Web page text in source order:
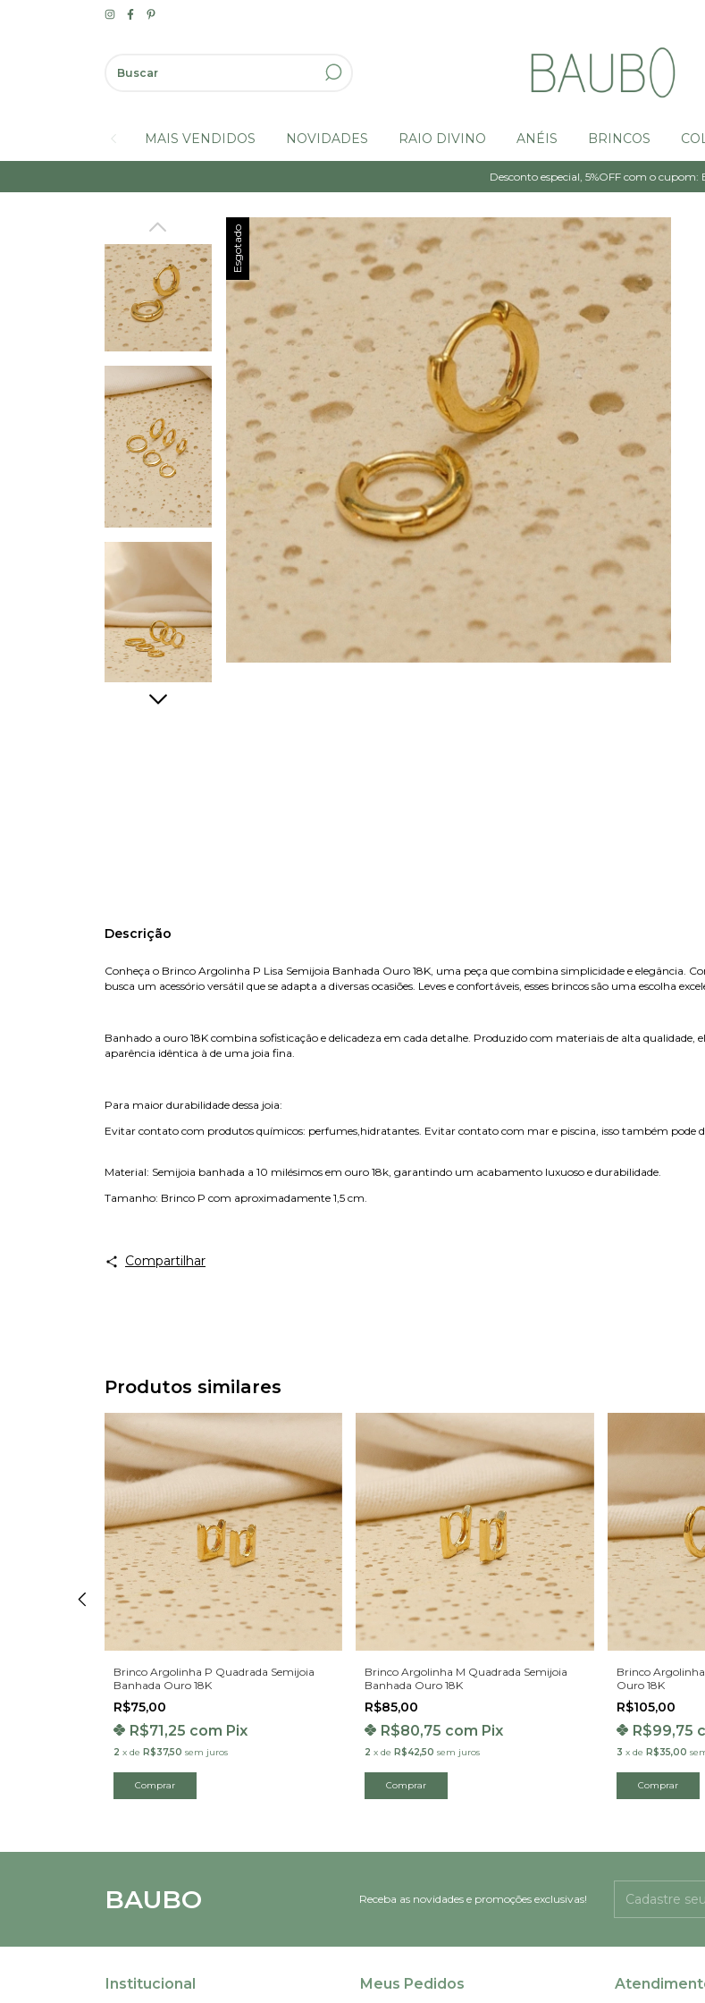
MAIS VENDIDOS NOVIDADES RAIO DIVINO ANÉIS BRINCOS
Desconto especial, 5%OFF com o cupom: BAUBO5
Esgotado
Descrição
Conheça o Brinco Argolinha P Lisa Semijoia Banhada Ouro 18K, uma peça que combina simplicidade e elegância.
busca um acessório versátil que se adapta a diversas ocasiões. Leves e confortáveis, esses brincos são uma escolha
Banhado a ouro 18K combina sofisticação e delicadeza em cada detalhe. Produzido com materiais de alta qualidade,
aparência idêntica à de uma joia fina.
Para maior durabilidade dessa joia:
Evitar contato com produtos químicos: perfumes,hidratantes. Evitar contato
Material: Semijoia banhada a 10 milésimos em ouro 18k, garantindo um acabamento luxuoso e durabilidade.
Tamanho: Brinco P com aproximadamente 1,5 cm.
Compartilhar
Produtos similares
Brinco Argolinha P Quadrada Semijoia
Banhada Ouro 18K
R$75,00
R$71,25 com Pix
2 x de R$37,50 sem juros
Brinco Argolinha M Quadrada Semijoia
Banhada Ouro 18K
R$85,00
R$80,75 com Pix
2 xdeR$42,50 sem juros
Brinco
Ouro 18K
R$105,00
R$99,75
3 x de R$35,00
BAUBO Receba as novidades e promoções exclusivas!
Institucional Meus Pedidos